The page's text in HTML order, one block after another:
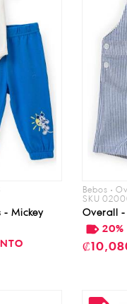
- Mickey
Bebos •
SKU
Overall -
20%